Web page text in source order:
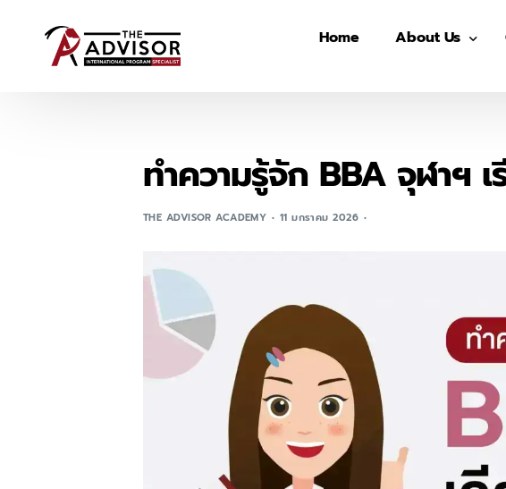
Home About Us
The Advisor On-
ทำความรู้จัก BBA จุฬาฯ เ
THE ADVISOR ACADEMY 11 มกราคม 2026